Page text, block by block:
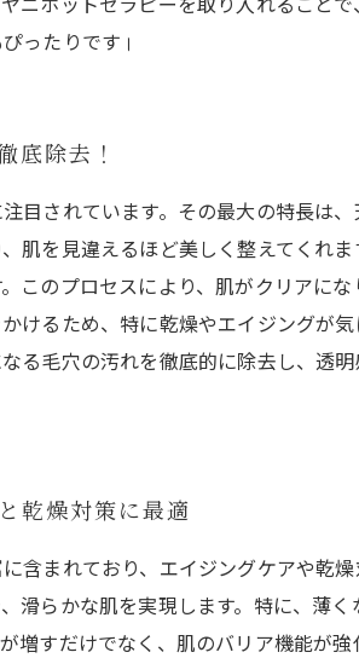
ったりです।
底除去！
目されています。その最大の特長は
肌を見違えるほど美しく整えてくれ
このプロセスにより、肌がクリアに
けるため、特に乾燥やエイジングが
る毛穴の汚れを徹底的に除去し、透
乾燥対策に最適
含まれており、エイジングケアや乾
滑らかな肌を実現します。特に、薄
増すだけでなく、肌のバリア機能が